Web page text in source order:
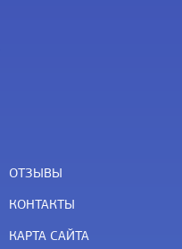
ОТЗЫВЫ
КОНТАКТЫ
КАРТА САЙТА